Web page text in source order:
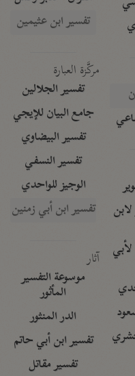
تفسير ابن عثيمين
مركَّزة العبارة
تفسير الجلالين
جامع البيان للإيجي
تفسير البيضاوي
تفسير النسفي
الوجيز للواحدي
تفسير ابن أبي زمنين
آثار
موسوعة التفسير
المأثور
الدر المنثور
تفسير ابن أبي حاتم
تفسير مقاتل